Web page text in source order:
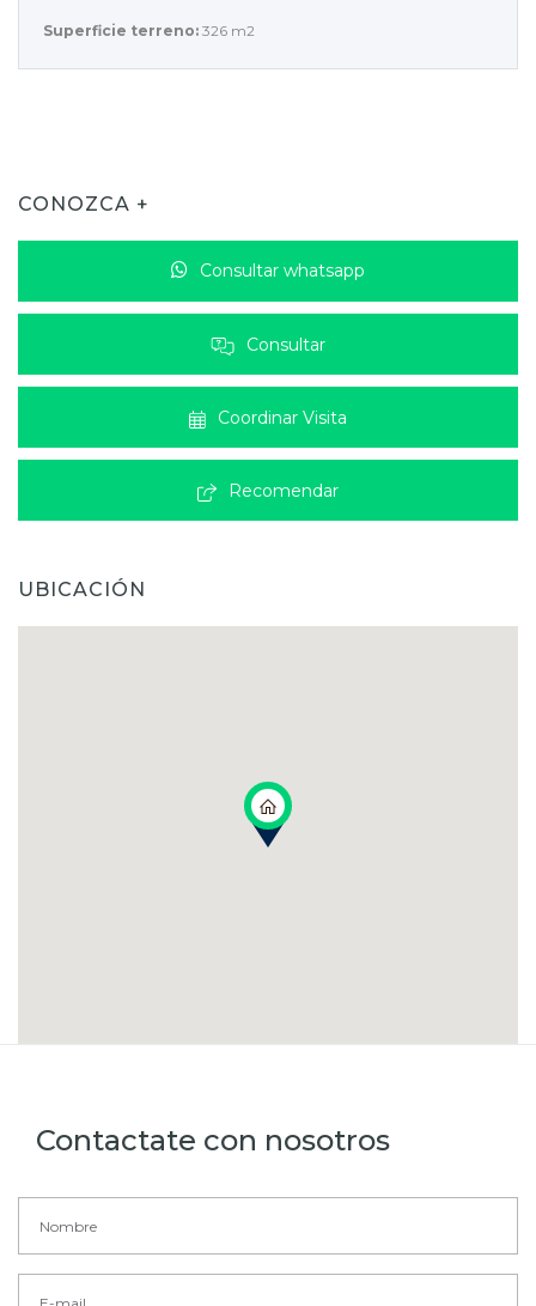
Superficie terreno: 326 m2
CONOZCA +
Consultar whatsapp
Consultar
Coordinar Visita
Recomendar
UBICACIÓN
Contactate con nosotros